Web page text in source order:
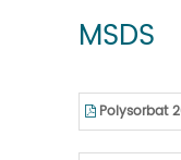
MSDS
Polysorbat